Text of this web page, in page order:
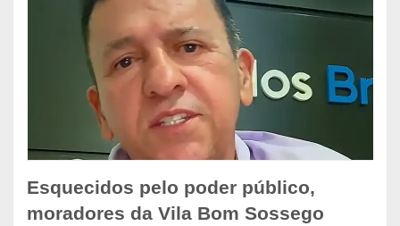
Esquecidos pelo poder público,
moradores da Vila Bom Sossego